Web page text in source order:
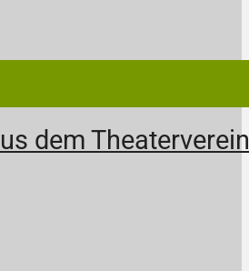
dem Theaterverein